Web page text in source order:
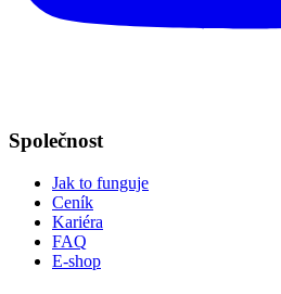
Společnost
Jak to funguje
Ceník
Kariéra
FAQ
E-shop